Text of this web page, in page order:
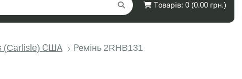
Товарів: 0 (0.00 грн.)
(Carlisle) США
Ремінь 2RHB131